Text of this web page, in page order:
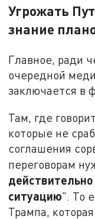
Угрожать
знание
Главное, ради
очередной
заключается в
Там, где
которые не
соглашения
переговорам
ситуацию". То
Трампа,